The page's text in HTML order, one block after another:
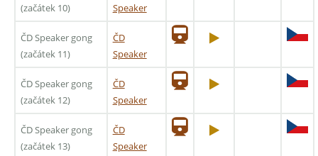
(začátek 10)
Speaker
ČD Speaker gong
(začátek 11)
ČD
Speaker
ČD Speaker gong
(začátek 12)
ČD
Speaker
ČD Speaker gong
(začátek 13)
ČD
Speaker